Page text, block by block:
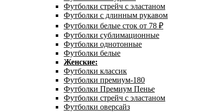
Футболки стрейч с эластаном
Футболки с длинным рукавом
Футболки белые сток от 78 ₽
Футболки сублимационные
Футболки однотонные
Футболки белые
Женские:
Футболки классик
Футболки премиум-180
Футболки Премиум Пенье
Футболки стрейч с эластаном
Футболки оверсайз